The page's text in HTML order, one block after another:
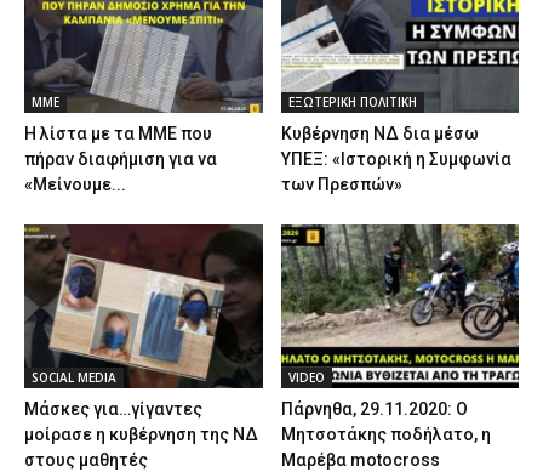
ΜΜΕ
Η λίστα με τα ΜΜΕ που
πήραν διαφήμιση για να
«Μείνουμε...
ΕΞΩΤΕΡΙΚΗ ΠΟΛΙΤΙΚΗ
Κυβέρνηση ΝΔ δια μέσω
ΥΠΕΞ: «Ιστορική η Συμφωνία
των Πρεσπών»
SOCIAL MEDIA
Μάσκες για…γίγαντες
μοίρασε η κυβέρνηση της ΝΔ
στους μαθητές
VIDEO
Πάρνηθα, 29.11.2020: Ο
Μητσοτάκης ποδήλατο, η
Μαρέβα motocross